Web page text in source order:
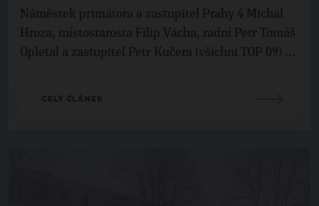
Náměstek primátora a zastupitel Prahy 4 Michal
Hroza, místostarosta Filip Vácha, radní Petr Tomáš
Opletal a zastupitel Petr Kučera (všichni TOP 09) ...
CELÝ ČLÁNEK